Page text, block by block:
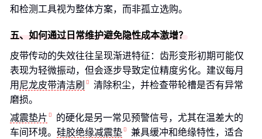
和检测工具视为整体方案，而非孤立选购。
五、如何通过日常维护避免隐性成本激增？
皮带传动的失效往往呈现渐进特征：齿形变形初期可能仅
表现为轻微振动，但会逐步导致定位精度劣化。建议每月
用 尼龙皮带清洁刷
清除积尘，并检查带轮槽是否有异常
磨损。
减震垫片
的硬化是另一常见预警信号，尤其在温差大的
车间环境。 硅胶绝缘减震垫
兼具缓冲和绝缘特性，适合